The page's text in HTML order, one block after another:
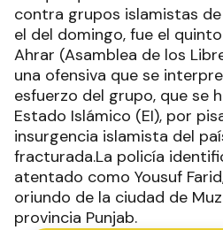
contra grupos islamistas
el del domingo, fue el
Ahrar (Asamblea de los
una ofensiva que se
esfuerzo del grupo, que se
Estado Islámico (EI), por
insurgencia islamista del
fracturada.La policía
atentado como Yousuf
oriundo de la ciudad de
provincia Punjab.